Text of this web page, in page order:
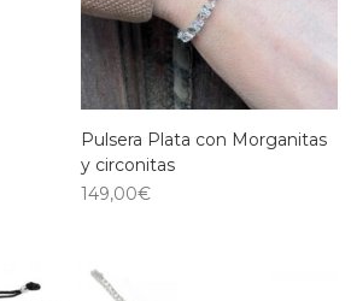
Pulsera Plata con Morganitas
y circonitas
149,00€